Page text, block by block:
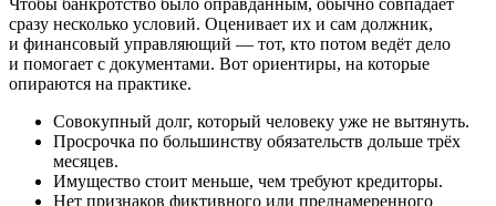
Чтобы банкротство было оправданным, обычно совпадает
сразу несколько условий. Оценивает их и сам должник,
и финансовый управляющий — тот, кто потом ведёт дело
и помогает с документами. Вот ориентиры, на которые
опираются на практике.
Совокупный долг, который человеку уже не вытянуть.
Просрочка по большинству обязательств дольше трёх
месяцев.
Имущество стоит меньше, чем требуют кредиторы.
Нет признаков фиктивного или преднамеренного